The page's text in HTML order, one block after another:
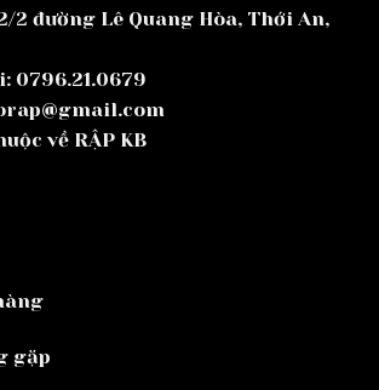
2 đường Lê Quang Hòa, Thới An,
0796.21.0679
về RẬP KB
gặp